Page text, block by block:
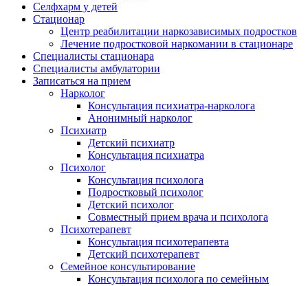
Селфхарм у детей
Стационар
Центр реабилитации наркозависимых подростков
Лечение подростковой наркомании в стационаре
Специалисты стационара
Специалисты амбулатории
Записаться на прием
Нарколог
Консультация психиатра-нарколога
Анонимный нарколог
Психиатр
Детский психиатр
Консультация психиатра
Психолог
Консультация психолога
Подростковый психолог
Детский психолог
Совместный прием врача и психолога
Психотерапевт
Консультация психотерапевта
Детский психотерапевт
Семейное консультирование
Консультация психолога по семейным